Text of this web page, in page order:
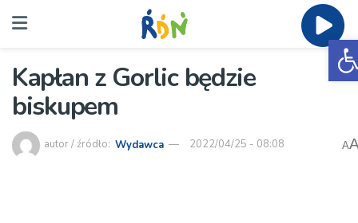
Kapłan z Gorlic będzie
biskupem
autor / źródło: Wydawca 2022/04/25 - 08:08 A